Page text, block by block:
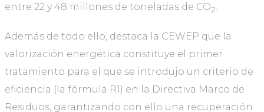
entre 22 y 48 millones de toneladas de CO2
Además de todo ello, destaca la CEWEP que la
valorización energética constituye el primer
tratamiento para el que se introdujo un criterio de
eficiencia (la fórmula R1) en la Directiva Marco de
Residuos, garantizando con ello una recuperación